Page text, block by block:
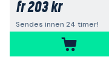
fr203 kr
Sendes innen 24 timer!